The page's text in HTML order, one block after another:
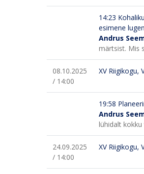
14:23
esimene
Andrus
märtsist. Mis
08.10.2025
/ 14:00
XV Riigikogu,
19:58
Andrus
lühidalt
24.09.2025
/ 14:00
XV Riigikogu,